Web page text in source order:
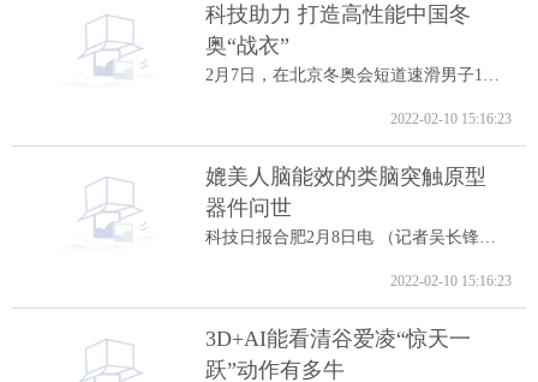
科技助力 打造高性能中国冬
奥“战衣”
2022-02-10 15:16:23
媲美人脑能效的类脑突触原型
器件问世
2022-02-10 15:16:23
3D+AI能看清谷爱凌“惊天一
跃”动作有多牛